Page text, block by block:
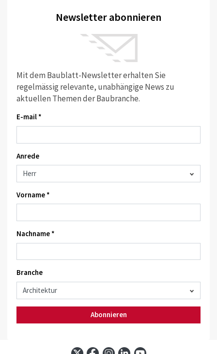
Newsletter abonnieren
Mit dem Baublatt-Newsletter erhalten Sie
regelmässig relevante, unabhängige News zu
aktuellen Themen der Baubranche.
E-mail *
Anrede
Vorname *
Nachname *
Branche
Abonnieren